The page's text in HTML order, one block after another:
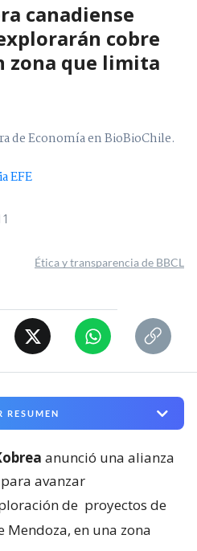
canadiense
cobre
zona que limita
de Economía en BioBioChile.
EFE
Ética y transparencia de BBCL
RESUMEN
anunció una alianza
para avanzar
de proyectos de
Mendoza, en una zona